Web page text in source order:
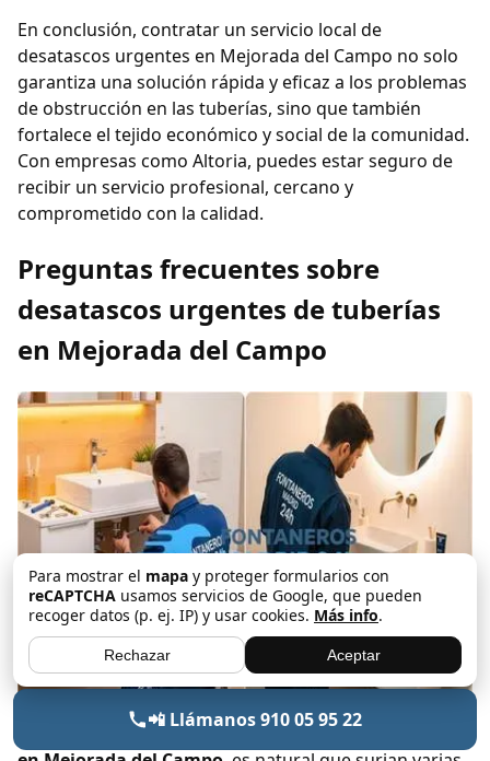
En conclusión, contratar un servicio local de
desatascos urgentes en Mejorada del Campo no solo
garantiza una solución rápida y eficaz a los problemas
de obstrucción en las tuberías, sino que también
fortalece el tejido económico y social de la comunidad.
Con empresas como Altoria, puedes estar seguro de
recibir un servicio profesional, cercano y
comprometido con la calidad.
Preguntas frecuentes sobre
desatascos urgentes de tuberías
en Mejorada del Campo
Cuando se trata dedesatascos urgentes de tuberías
📲 Llámanos 910 05 95 22
Para mostrar el mapa y proteger formularios con
reCAPTCHA usamos servicios de Google, que pueden
recoger datos (p. ej. IP) y usar cookies. Más info.
Rechazar Aceptar